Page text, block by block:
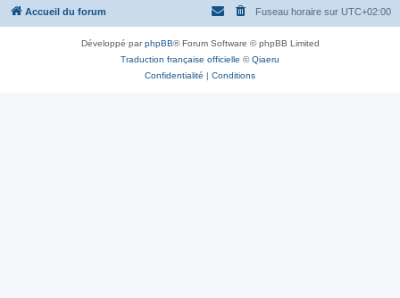
Accueil du forum Fuseau horaire sur UTC+02:00
Développé parphpBB® Forum Software © phpBB Limited
Traduction française officielle ©Qiaeru
Confidentialité | Conditions